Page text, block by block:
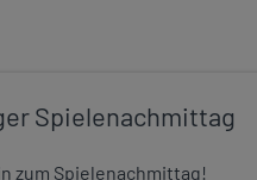
Spielenachmittag
zum Spielenachmittag!